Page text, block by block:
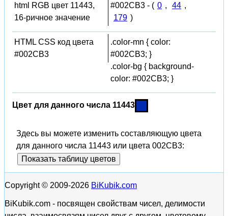
html RGB цвет 11443,
16-ричное значение
#002CB3 - ( 0 , 44 ,
179 )
HTML CSS код цвета
#002CB3
.color-mn { color:
#002CB3; }
.color-bg { background-
color: #002CB3; }
Цвет для данного числа 11443
Здесь вы можете изменить составляющую цвета
для данного числа 11443 или цвета 002CB3:
Показать таблицу цветов
Copyright © 2009-2026 BiKubik.com
BiKubik.com - посвящен свойствам чисел, делимости